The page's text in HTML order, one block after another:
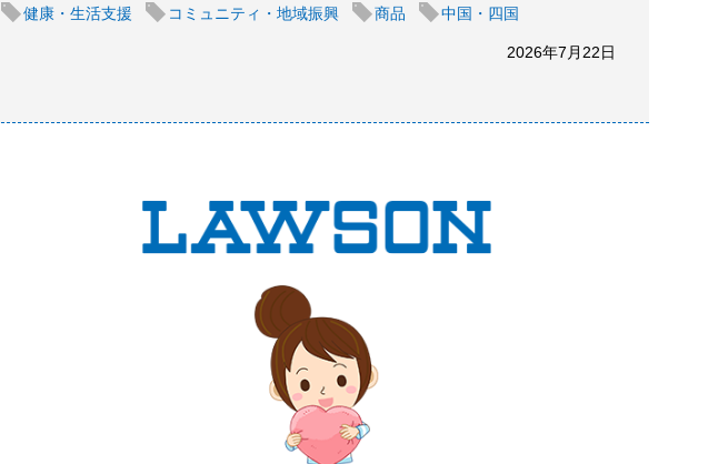
健康・生活支援 コミュニティ・地域振興 商品 中国・四国
2026年7月22日